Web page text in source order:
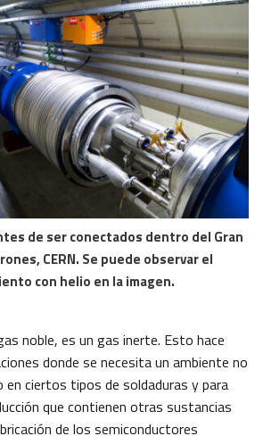
de ser conectados dentro del Gran
CERN. Se puede observar el
con helio en la imagen.
noble, es un gas inerte. Esto hace
donde se necesita un ambiente no
en ciertos tipos de soldaduras y para
que contienen otras sustancias
de los semiconductores